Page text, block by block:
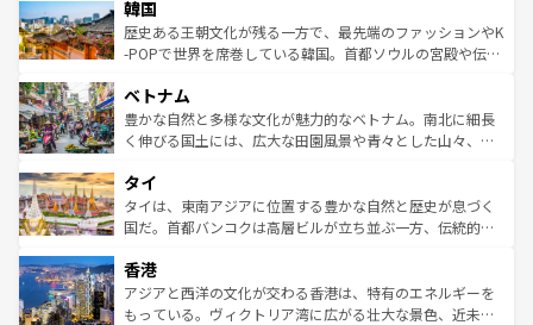
ワイを、存分に味わってほしい。 なお、新着のハワイ情報
はコンテンツ一覧を参照してほしい。
いる。アクティビティも充実しており、サーフィンやダイ
ビング、ハイキングなど、アウトドア好きにはたまらな
い。オーストラリアの多彩な魅力を存分に味わいつくそ
参照してほしい。
ン）、静ひつな山岳地帯である台湾東部など、都市の喧騒
と山間の静けさが共存しており、訪れる人に新しい発見と
驚きをもたらしてくれる。また、奥深い台湾の食文化も魅
容にもいいと評判のスイーツなど、バラエティ豊かな料理
が味わえる。 なお、新着の台湾情報は コンテンツ一覧を参
照してほしい。
韓国
歴史ある王朝文化が残る一方で、最先端のファッションやK
-POPで世界を席巻している韓国。首都ソウルの宮殿や伝統
き、地方に足を延ばせば四季折々の自然美を楽しむことが
できる。そして、キムチや焼肉、絶品のストリートフード
まで、さまざまな韓国料理が待っている。夜には、韓国な
リティに包まれながら、韓国の多彩な魅力を心ゆくまで味
わってみてほしい。 なお、新着の韓国情報はコンテンツ一
覧を参照してほしい。
ベトナム
豊かな自然と多様な文化が魅力的なベトナム。南北に細長
く伸びる国土には、広大な田園風景や青々とした山々、世
急速な発展と共に伝統が息づく。ハノイの古い町並みやホ
ーチミン市のフランス統治時代の建物も、独特の雰囲気を
醸し出している。また、バラエティの豊かさとおいしさで
とつ。フォーやバインミー、ベトナムコーヒーなどは、ぜ
ひ現地で味わいたい。どの地域を訪れてもあたたかい人々
が旅行者を迎えてくれるので、きっと忘れられない旅にな
タイ
タイは、東南アジアに位置する豊かな自然と歴史が息づく
国だ。首都バンコクは高層ビルが立ち並ぶ一方、伝統的な
の活気が交差している。北部ではチェンマイなどの山岳地
帯で自然と触れ合い、南部ではプーケットやクラビの美し
いビーチでリゾート気分を楽しむことができる。タイ料理
香港
アジアと西洋の文化が交わる香港は、特有のエネルギーを
もっている。ヴィクトリア湾に広がる壮大な景色、近未来